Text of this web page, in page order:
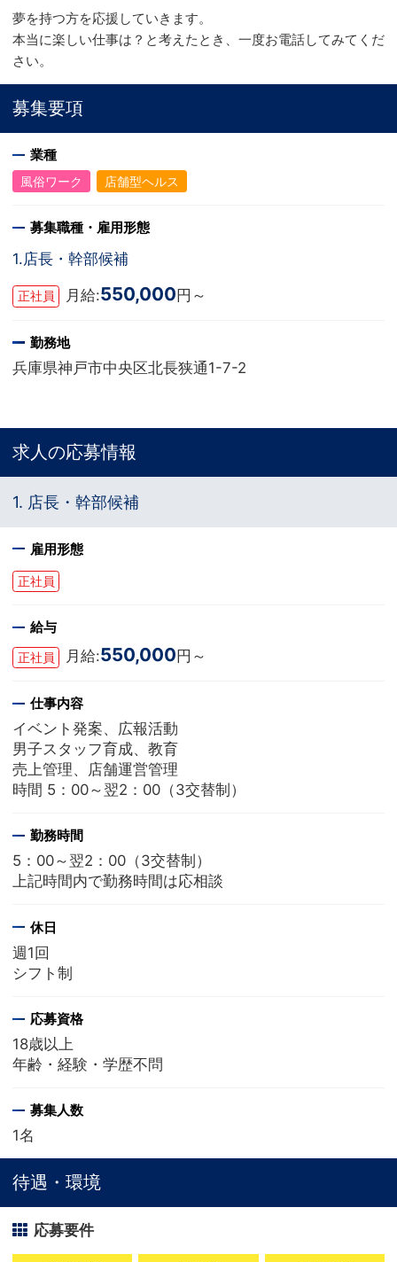
夢を持つ方を応援していきます。
本当に楽しい仕事は？と考えたとき、一度お電話してみてくだ
さい。
募集要項
業種
風俗ワーク 店舗型ヘルス
募集職種・雇用形態
1.店長・幹部候補
正社員 月給:550,000 円～
勤務地
兵庫県神戸市中央区北長狭通1-7-2
求人の応募情報
1. 店長・幹部候補
雇用形態
正社員
給与
正社員 月給:550,000 円～
仕事内容
イベント発案、広報活動
男子スタッフ育成、教育
売上管理、店舗運営管理
時間 5：00～翌2：00（3交替制）
勤務時間
5：00～翌2：00（3交替制）
上記時間内で勤務時間は応相談
休日
週1回
シフト制
応募資格
18歳以上
年齢・経験・学歴不問
募集人数
1名
待遇・環境
応募要件